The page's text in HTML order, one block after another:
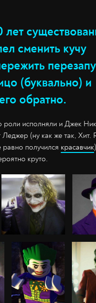
лет
сменить кучу
(буквально) и
обратно.
роли исполняли и Джек
Леджер (ну как же так, Хит.
получился красавчик
круто.